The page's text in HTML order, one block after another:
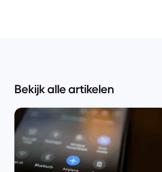
Bekijk alle artikelen